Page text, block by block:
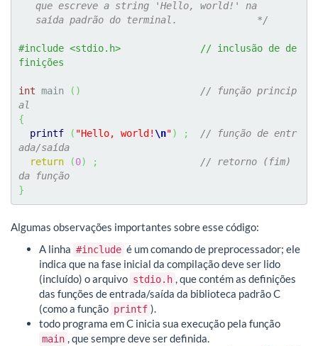
   saída padrão do terminal.              */
#include <stdio.h>              // inclusão de de
finições
int main ( )
// função princip
al
{
printf
( "Hello, world! \n") ;
// função de entr
ada/saída
return
(0) ;
// retorno (fim)
da função
}
Algumas observações importantes sobre esse código:
A linha #include é um comando de preprocessador; ele
indica que na fase inicial da compilação deve ser lido
(incluído) o arquivo stdio.h , que contém as definições
das funções de entrada/saída da biblioteca padrão C
(como a função printf ).
todo programa em C inicia sua execução pela função
main , que sempre deve ser definida.